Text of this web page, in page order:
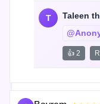
T Taleen
👍 2